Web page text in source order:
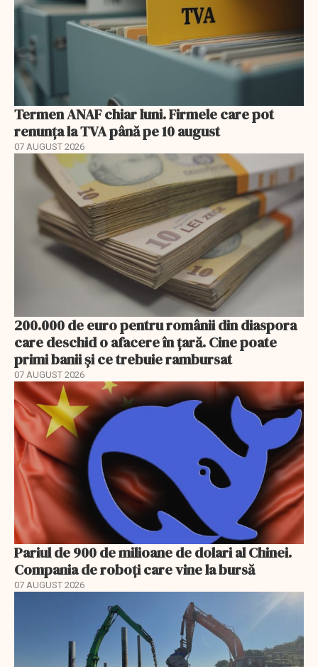
Termen ANAF chiar luni. Firmele care pot
renunța la TVA până pe 10 august
07 AUGUST 2026
200.000 de euro pentru românii din diaspora
care deschid o afacere în țară. Cine poate
primi banii și ce trebuie rambursat
07 AUGUST 2026
Pariul de 900 de milioane de dolari al Chinei.
Compania de roboți care vine la bursă
07 AUGUST 2026